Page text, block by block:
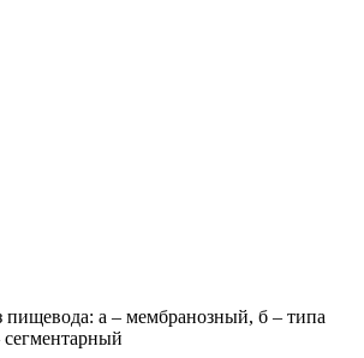
а – мембранозный, б – типа